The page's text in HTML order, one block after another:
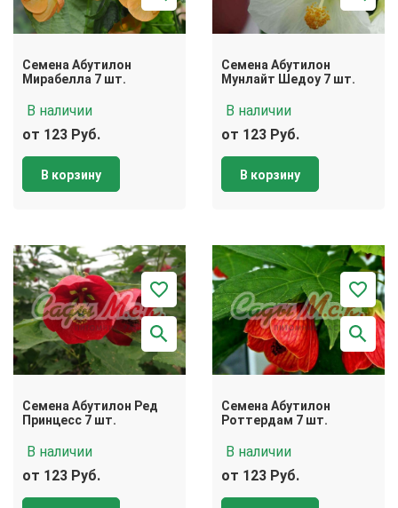
Семена Абутилон
Мирабелла 7 шт.
В наличии
от 123 Руб.
В корзину
Семена Абутилон
Мунлайт Шедоу 7 шт.
В наличии
от 123 Руб.
В корзину
Семена Абутилон Ред
Принцесс 7 шт.
В наличии
от 123 Руб.
Семена Абутилон
Роттердам 7 шт.
В наличии
от 123 Руб.